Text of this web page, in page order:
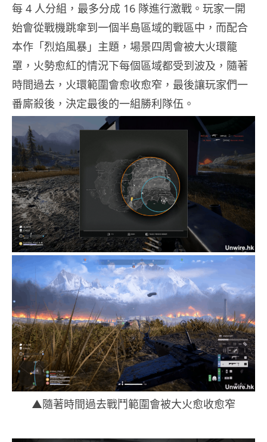
每 4 人分組，最多分成 16 隊進行激戰。玩家一開
始會從戰機跳傘到一個半島區域的戰區中，而配合
本作「烈焰風暴」主題，場景四周會被大火環籠
罩，火勢愈紅的情況下每個區域都受到波及，隨著
時間過去，火環範圍會愈收愈窄，最後讓玩家們一
番廝殺後，決定最後的一組勝利隊伍。
▲隨著時間過去戰鬥範圍會被大火愈收愈窄